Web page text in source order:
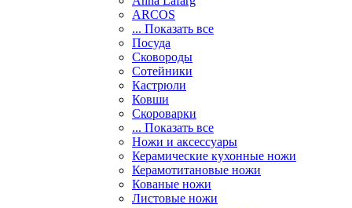
ARCOS
... Показать все
Посуда
Сковороды
Сотейники
Кастрюли
Ковши
Скороварки
... Показать все
Ножи и аксессуары
Керамические кухонные ножи
Керамотитановые ножи
Кованые ножи
Листовые ножи